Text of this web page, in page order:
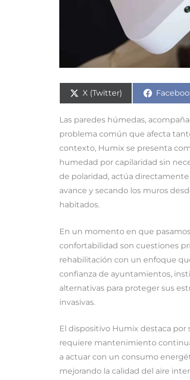
Compartir
en
X (Twitter)
Las paredes húmedas,
problema común que afecta
contexto, Humix se presenta
humedad por capilaridad sin
de polaridad, actúa
avance y secando los muros
habitados.
En un momento en que
confortabilidad son cuestiones
rehabilitación con un enfoque
confianza de ayuntamientos,
alternativas para proteger sus
invasivas.
El dispositivo Humix destaca por
requiere mantenimiento
a actuar con un consumo
mejorando la calidad del aire